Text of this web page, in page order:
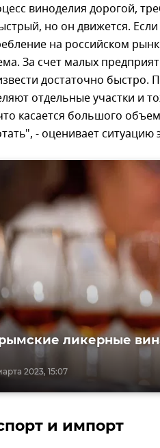
виноделия дорогой,
но он движется.
на российском
За счет малых
достаточно
отдельные участки и
касается большого
- оценивает ситуацию
2023, 15:07
ликерные
и импорт